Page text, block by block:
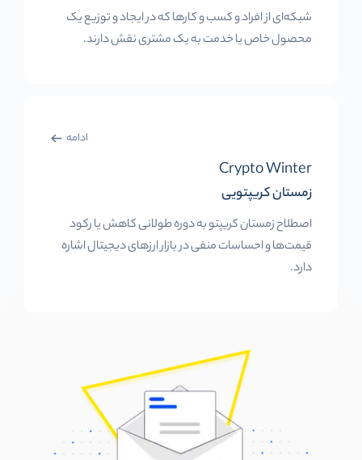
شبکه‌ای از افراد و کسب و کارها که در ایجاد و توزیع یک
محصول خاص یا خدمت به یک مشتری نقش دارند.
ادامه
Crypto Winter
زمستان کریپتویی
اصطلاح زمستان کریپتو به دوره طولانی کاهش یا رکود
قیمت‌ها و احساسات منفی در بازار ارزهای دیجیتال اشاره
دارد.